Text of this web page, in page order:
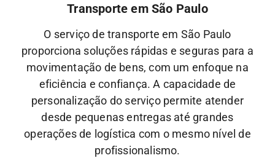
Transporte em São Paulo
O serviço de transporte em São Paulo
proporciona soluções rápidas e seguras para a
movimentação de bens, com um enfoque na
eficiência e confiança. A capacidade de
personalização do serviço permite atender
desde pequenas entregas até grandes
operações de logística com o mesmo nível de
profissionalismo.